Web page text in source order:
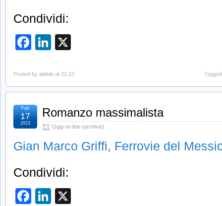
Condividi:
Facebook
LinkedIn
Posted by admin at 22:23
Romanzo massimalista
Oggi on line (archivio)
Feb
17
2023
Gian Marco Griffi, Ferrovie del
Condividi:
Facebook
LinkedIn